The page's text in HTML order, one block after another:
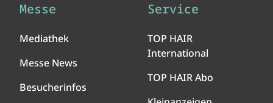
Messe
Mediathek
Messe News
Besucherinfos
Service
TOP HAIR
International
TOP HAIR Abo